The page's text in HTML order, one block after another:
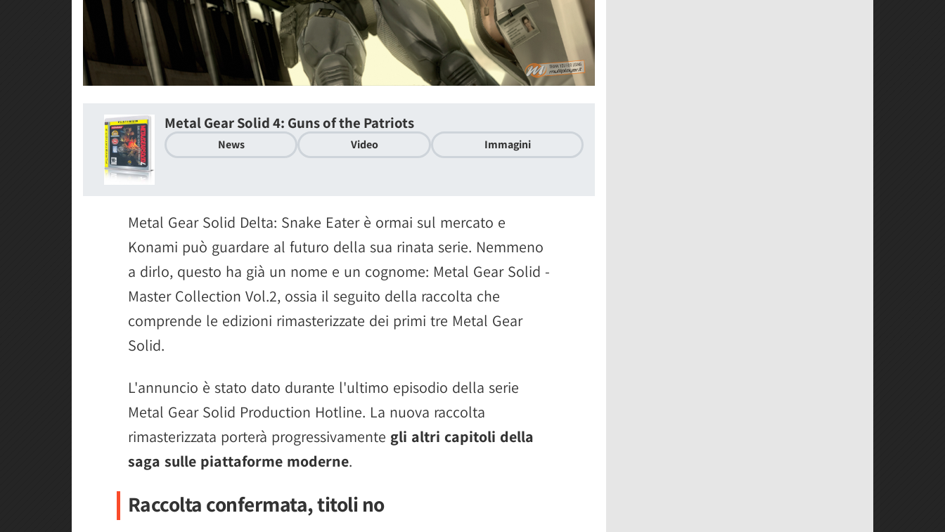
Metal Gear Solid 4: Guns of the Patriots
News Video Immagini
Metal Gear Solid Delta: Snake Eater è ormai sul mercato e
Konami può guardare al futuro della sua rinata serie. Nemmeno
a dirlo, questo ha già un nome e un cognome: Metal Gear Solid -
Master Collection Vol.2, ossia il seguito della raccolta che
comprende le edizioni rimasterizzate dei primi tre Metal Gear
Solid.
L'annuncio è stato dato durante l'ultimo episodio della serie
Metal Gear Solid Production Hotline. La nuova raccolta
rimasterizzata porterà progressivamente gli altri capitoli della
saga sulle piattaforme moderne.
Raccolta confermata, titoli no